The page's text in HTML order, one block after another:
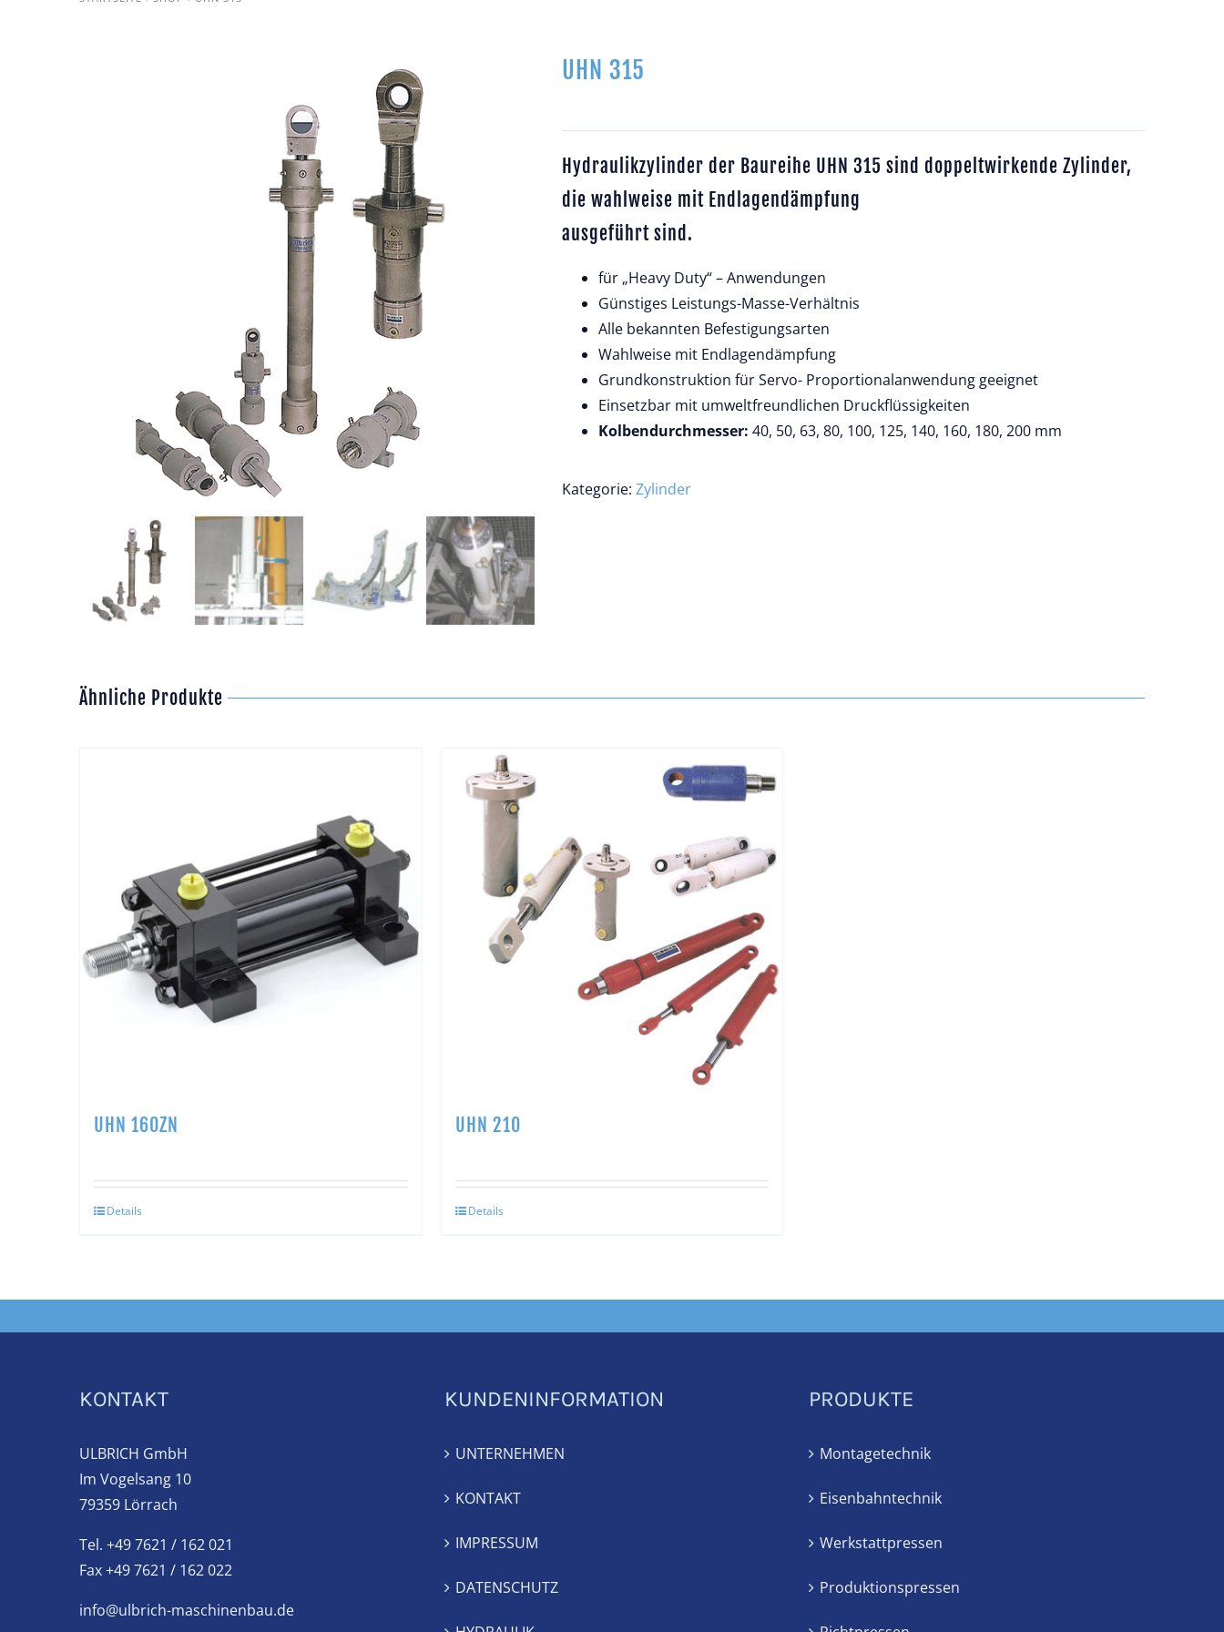
UHN 315
Hydraulikzylinder der Baureihe UHN 315 sind doppeltwirkende Zylinder,
die wahlweise mit Endlagendämpfung
ausgeführt sind.
für „Heavy Duty“ – Anwendungen
Günstiges Leistungs-Masse-Verhältnis
Alle bekannten Befestigungsarten
Wahlweise mit Endlagendämpfung
Grundkonstruktion für Servo- Proportionalanwendung geeignet
Einsetzbar mit umweltfreundlichen Druckflüssigkeiten
Kolbendurchmesser: 40, 50, 63, 80, 100, 125, 140, 160, 180, 200 mm
Kategorie: Zylinder
Ähnliche Produkte
UHN 160ZN
Details
UHN 210
Details
KONTAKT
ULBRICH GmbH
Im Vogelsang 10
79359 Lörrach
Tel. +49 7621 / 162 021
Fax +49 7621 / 162 022
info@ulbrich-maschinenbau.de
KUNDENINFORMATION
UNTERNEHMEN
KONTAKT
IMPRESSUM
DATENSCHUTZ
PRODUKTE
Montagetechnik
Eisenbahntechnik
Werkstattpressen
Produktionspressen